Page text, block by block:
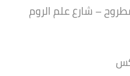
– شارع علم الروم